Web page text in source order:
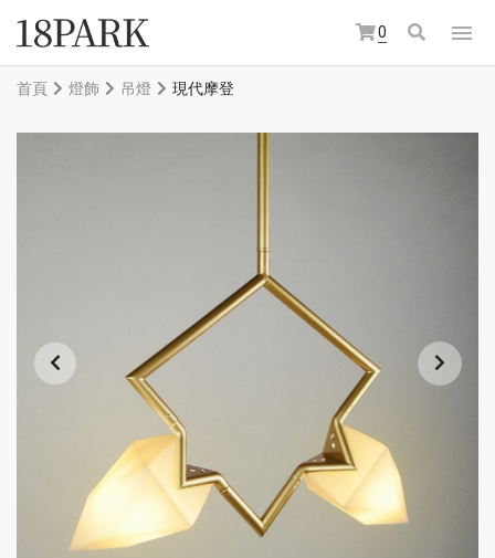
0
首頁 燈飾 吊燈 現代摩登